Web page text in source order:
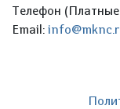
Телефон
Email: